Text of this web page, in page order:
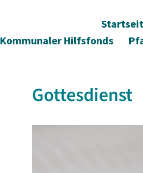
Kommunaler Hilfsfonds
Gottesdienst